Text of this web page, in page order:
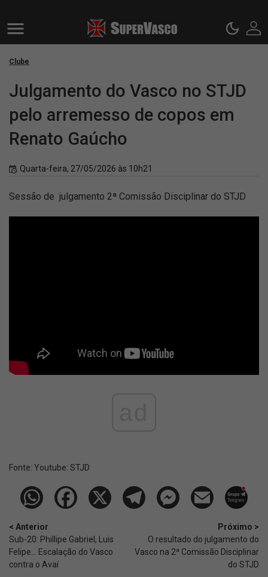
Clube
Julgamento do Vasco no STJD
pelo arremesso de copos em
Renato Gaúcho
Quarta-feira, 27/05/2026 às 10h21
Sessão de julgamento 2ª Comissão Disciplinar do STJD
Fonte: Youtube: STJD
< Anterior
Sub-20: Phillipe Gabriel, Luis
Felipe... Escalação do Vasco
contra o Avaí
Próximo >
O resultado do julgamento do
Vasco na 2ª Comissão Disciplinar
do STJD